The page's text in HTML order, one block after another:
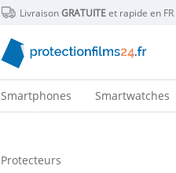
LivraisonGRATUITEet rapide en FR
Smartphones Smartwatches
Protecteurs